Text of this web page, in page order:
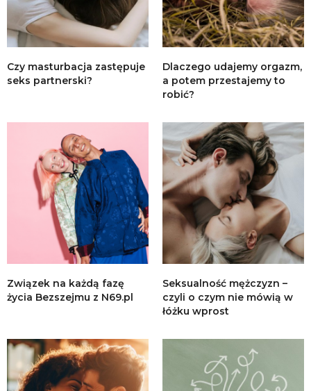
Czy masturbacja zastępuje
seks partnerski?
Dlaczego udajemy orgazm,
a potem przestajemy to
robić?
Związek na każdą fazę
życia Bezszejmu z N69.pl
Seksualność mężczyzn –
czyli o czym nie mówią w
łóżku wprost